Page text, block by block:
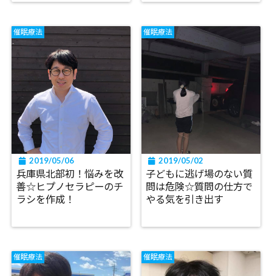
催眠療法
2019/05/06
兵庫県北部初！悩みを改
善☆ヒプノセラピーのチ
ラシを作成！
催眠療法
2019/05/02
子どもに逃げ場のない質
問は危険☆質問の仕方で
やる気を引き出す
催眠療法 催眠療法